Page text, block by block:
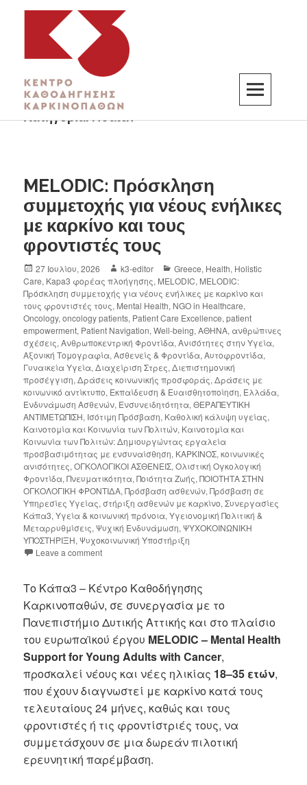
K3
ΚΕΝΤΡΟ ΚΑΘΟΔΗΓΗΣΗΣ ΚΑΡΚΙΝΟΠΑΘΩΝ
Κατηγορία:Health
MELODIC: Πρόσκληση
συμμετοχής για νέους ενήλικες
με καρκίνο και τους
φροντιστές τους
27 Ιουλίου, 2026 k3-editor Greece, Health, Holistic
Care, Kapa3 φορέας πλοήγησης, MELODIC, MELODIC:
Πρόσκληση συμμετοχής για νέους ενήλικες με καρκίνο και
τους φροντιστές τους, Mental Health, NGO in Healthcare,
Oncology,oncology patients, Patient Care Excellence,patient
empowerment, Patient Navigation,Well-being,ΑΘΗΝΑ, ανθρώπινες
σχέσεις,Ανθρωποκεντρική Φροντίδα,Ανισότητες στην Υγεία,
Αξονική Τομογραφία,Ασθενείς & Φροντίδα,Αυτοφροντίδα,
Γυναικεία Υγεία,Διαχείριση Στρες,Διεπιστημονική
προσέγγιση,Δράσεις κοινωνικής προσφοράς,Δράσεις με
κοινωνικό αντίκτυπο, Εκπαίδευση & Ευαισθητοποίηση, Ελλάδα,
Ενδυνάμωση Ασθενών, Ενσυνειδητότητα,ΘΕΡΑΠΕΥΤΙΚΗ
ΑΝΤΙΜΕΤΩΠΙΣΗ, Ισότιμη Πρόσβαση, Καθολική κάλυψη υγείας,
Καινοτομία και Κοινωνία των Πολιτών, Καινοτομία και
Κοινωνία των Πολιτών: Δημιουργώντας εργαλεία
προσβασιμότητας με ενσυναίσθηση, ΚΑΡΚΙΝΟΣ,κοινωνικές
ανισότητες,ΟΓΚΟΛΟΓΙΚΟΙ ΑΣΘΕΝΕΙΣ,Ολιστική Ογκολογική
Φροντίδα,Πνευματικότητα,Ποιότητα Ζωής,ΠΟΙΟΤΗΤΑ ΣΤΗΝ
ΟΓΚΟΛΟΓΙΚΗ ΦΡΟΝΤΙΔΑ,Πρόσβαση ασθενών,Πρόσβαση σε
Υπηρεσίες Υγείας,στήριξη ασθενών με καρκίνο,Συνεργασίες
Κάπα3,Υγεία & κοινωνική πρόνοια,Υγειονομική Πολιτική &
Μεταρρυθμίσεις,Ψυχική Ενδυνάμωση,ΨΥΧΟΚΟΙΝΩΝΙΚΗ
ΥΠΟΣΤΗΡΙΞΗ,Ψυχοκοινωνική Υποστήριξη
Leave a comment
Το Κάπα3 – Κέντρο Καθοδήγησης
Καρκινοπαθών, σε συνεργασία με το
Πανεπιστήμιο Δυτικής Αττικής και στο πλαίσιο
του ευρωπαϊκού έργου MELODIC – Mental Health
Support for Young Adults with Cancer,
προσκαλεί νέους και νέες ηλικίας 18–35 ετών,
που έχουν διαγνωστεί με καρκίνο κατά τους
τελευταίους 24 μήνες, καθώς και τους
φροντιστές ή τις φροντίστριές τους, να
συμμετάσχουν σε μια δωρεάν πιλοτική
ερευνητική παρέμβαση.